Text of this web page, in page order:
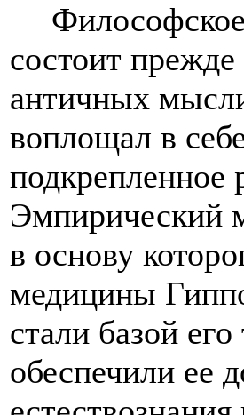
состоит
античных
воплощал в
подкрепленное
Эмпирический
в основу
медицины
стали базой
обеспечили ее